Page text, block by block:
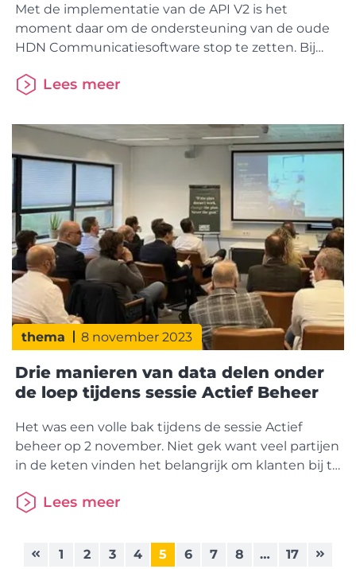
Met de implementatie van de API V2 is het
moment daar om de ondersteuning van de oude
HDN Communicatiesoftware stop te zetten. Bij
niet iedereen daar klaar voor te zijn. We gaan ervan
vanaf 1 januari 2024 de
Lees meer
thema 8 november 2023
Drie manieren van data delen onder
de loep tijdens sessie Actief Beheer
Het was een volle bak tijdens de sessie Actief
beheer op 2 november. Niet gek want veel partijen
in de keten vinden het belangrijk om klanten bij te
van de hypotheek. Maar hoe doe je dat het beste?
vertelden over de enorme
Lees meer
1 2 3 4 5 6 7 8 … 17